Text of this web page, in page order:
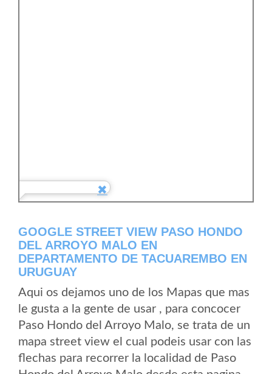
GOOGLE STREET VIEW PASO HONDO
DEL ARROYO MALO EN
DEPARTAMENTO DE TACUAREMBO EN
URUGUAY
Aqui os dejamos uno de los Mapas que mas
le gusta a la gente de usar , para concocer
Paso Hondo del Arroyo Malo, se trata de un
mapa street view el cual podeis usar con las
flechas para recorrer la localidad de Paso